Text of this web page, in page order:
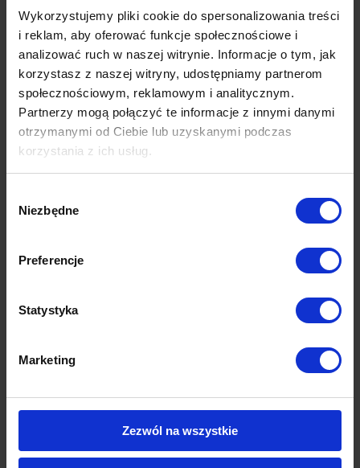
Wykorzystujemy pliki cookie do spersonalizowania treści
i reklam, aby oferować funkcje społecznościowe i
analizować ruch w naszej witrynie. Informacje o tym, jak
korzystasz z naszej witryny, udostępniamy partnerom
społecznościowym, reklamowym i analitycznym.
Partnerzy mogą połączyć te informacje z innymi danymi
otrzymanymi od Ciebie lub uzyskanymi podczas
korzystania z ich usług.
zgody
Niezbędne
Preferencje
Statystyka
Marketing
Zezwól na wszystkie